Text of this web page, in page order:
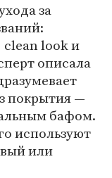
за
clean look и
описала
покрытия —
бафом.
используют
или